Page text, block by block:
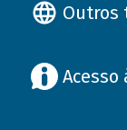
Outros